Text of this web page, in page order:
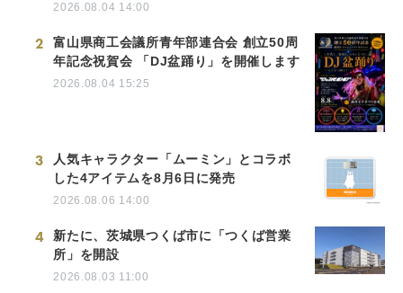
2026.08.04 14:00
2
富山県商工会議所青年部連合会 創立50周
年記念祝賀会 「DJ盆踊り」を開催します
2026.08.04 15:25
3
人気キャラクター「ムーミン」とコラボ
した4アイテムを8月6日に発売
2026.08.06 14:00
4
新たに、茨城県つくば市に「つくば営業
所」を開設
2026.08.03 11:00